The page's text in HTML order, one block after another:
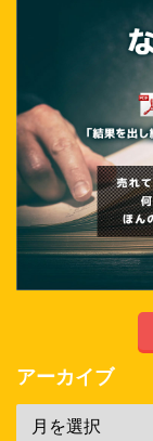
アーカイブ